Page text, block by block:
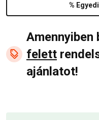
%
Amennyiben
felett
ajánlatot!